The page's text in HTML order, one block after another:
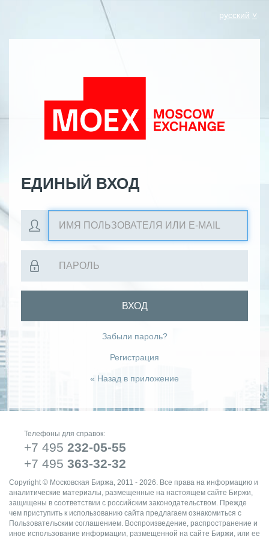
русский
ЕДИНЫЙ ВХОД
ВХОД
Забыли пароль?
Регистрация
« Назад в приложение
Телефоны для справок:
+7 495 232-05-55
+7 495 363-32-32
Copyright © Московская Биржа, 2011 - 2026. Все права на информацию и
аналитические материалы, размещенные на настоящем сайте Биржи,
защищены в соответствии с российским законодательством. Прежде
чем приступить к использованию сайта предлагаем ознакомиться с
Пользовательским соглашением. Воспроизведение, распространение и
иное использование информации, размещенной на сайте Биржи, или ее